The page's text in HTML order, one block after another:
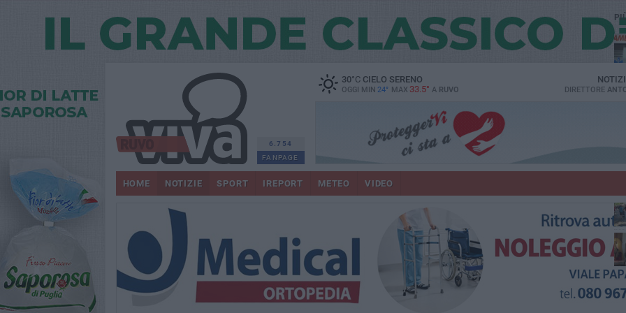
6.754
FANPAGE
30°CCIELO SERENO
OGGI MIN 24° MAX 33.5° A RUVO DIRETTORE
HOME NOTIZIE SPORT IREPORT METEO VIDEO